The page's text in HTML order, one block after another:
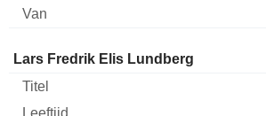
Bestuurder Titel Leeftijd Van
Lars Fredrik Elis Lundberg